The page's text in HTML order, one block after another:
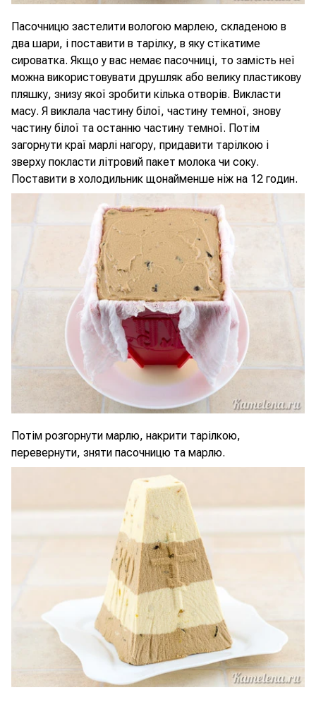
Пасочницю застелити вологою марлею, складеною в
два шари, і поставити в тарілку, в яку стікатиме
сироватка. Якщо у вас немає пасочниці, то замість неї
можна використовувати друшляк або велику пластикову
пляшку, знизу якої зробити кілька отворів. Викласти
масу. Я виклала частину білої, частину темної, знову
частину білої та останню частину темної. Потім
загорнути краї марлі нагору, придавити тарілкою і
зверху покласти літровий пакет молока чи соку.
Поставити в холодильник щонайменше ніж на 12 годин.
Потім розгорнути марлю, накрити тарілкою,
перевернути, зняти пасочницю та марлю.